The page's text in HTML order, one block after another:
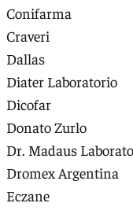
Conifarma
Craveri
Dallas
Diater Laboratorio
Dicofar
Donato Zurlo
Dr. Madaus
Dromex Argentina
Eczane